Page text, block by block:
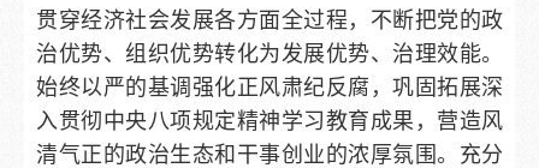
贯穿经济社会发展各方面全过程，不断把党的政
治优势、组织优势转化为发展优势、治理效能。
始终以严的基调强化正风肃纪反腐，巩固拓展深
入贯彻中央八项规定精神学习教育成果，营造风
清气正的政治生态和干事创业的浓厚氛围。充分